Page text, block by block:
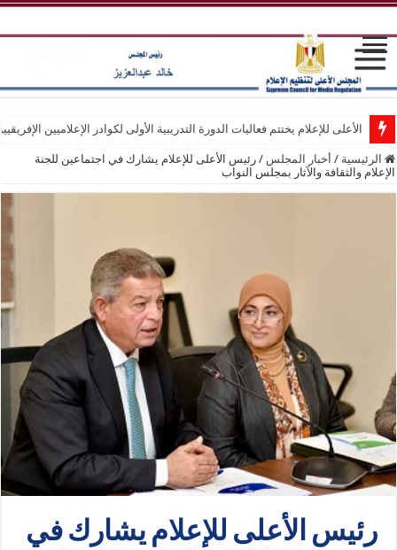
الأعلى للإعلام يختتم فعاليات الدورة التدريبية الأولى لكوادر الإعلاميين
الرئيسية / أخبار المجلس / رئيس الأعلى للإعلام يشارك في اجتماعين للجنة
الإعلام والثقافة والآثار بمجلس النواب
رئيس الأعلى للإعلام يشارك في